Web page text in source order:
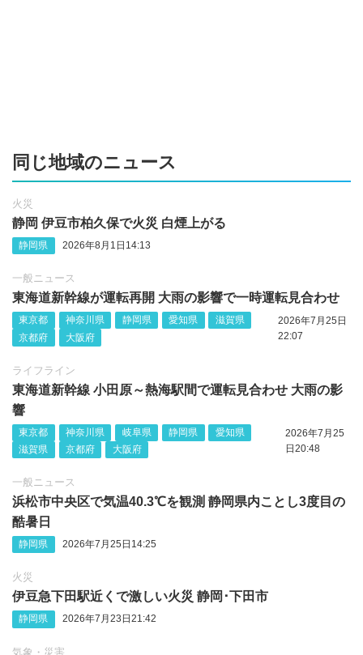
同じ地域のニュース
火災
静岡 伊豆市柏久保で火災 白煙上がる
静岡県 2026年8月1日14:13
一般ニュース
東海道新幹線が運転再開 大雨の影響で一時運転見合わせ
東京都 神奈川県 静岡県 愛知県
滋賀県
京都府
大阪府
2026年7月25日
22:07
ライフライン
東海道新幹線 小田原～熱海駅間で運転見合わせ 大雨の影
響
東京都 神奈川県 岐阜県 静岡県
愛知県
滋賀県
京都府 大阪府
2026年7月25
日20:48
一般ニュース
浜松市中央区で気温40.3℃を観測 静岡県内ことし3度目の
酷暑日
静岡県 2026年7月25日14:25
火災
伊豆急下田駅近くで激しい火災 静岡‪･‬下田市
静岡県 2026年7月23日21:42
気象・災害